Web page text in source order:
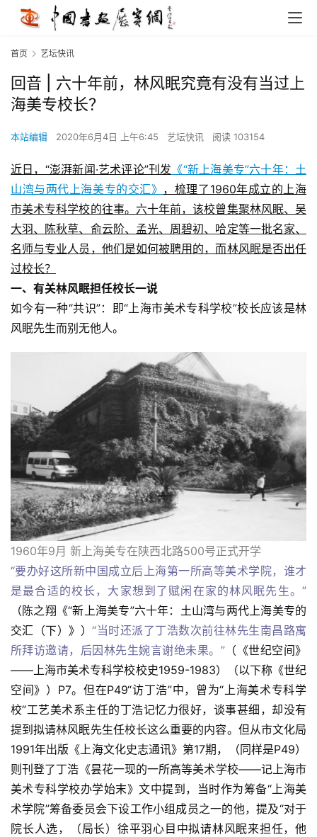
首页 艺坛快讯
回音 | 六十年前，林风眠究竟有没有当过上
海美专校长？
本站编辑 2020年6月4日 上午6:45 艺坛快讯 阅读 103154
近日，“澎湃新闻·艺术评论”刊发 《“新上海美专”六十年：土
山湾与两代上海美专的交汇》 ，梳理了1960年成立的上海
市美术专科学校的往事。六十年前，该校曾集聚林风眠、吴
大羽、陈秋草、俞云阶、孟光、周碧初、哈定等一批名家、
名师与专业人员，他们是如何被聘用的，而林风眠是否出任
过校长？
一、有关林风眠担任校长一说
如今有一种“共识”：即“上海市美术专科学校”校长应该是林
风眠先生而别无他人。
1960年9月 新上海美专在陕西北路500号正式开学
“要办好这所新中国成立后上海第一所高等美术学院，谁才
是最合适的校长，大家想到了赋闲在家的林风眠先生。”
（陈之翔《“新上海美专”六十年：土山湾与两代上海美专的
交汇（下）》）“当时还派了丁浩数次前往林先生南昌路寓
所拜访邀请，后因林先生婉言谢绝未果。”（《世纪空间》
——上海市美术专科学校校史1959-1983）（以下称《世纪
空间》）P7。但在P49“访丁浩”中，曾为“上海美术专科学
校”工艺美术系主任的丁浩记忆力很好，谈事甚细，却没有
提到拟请林风眠先生任校长这么重要的内容。但从市文化局
1991年出版《上海文化史志通讯》第17期，（同样是P49）
则刊登了丁浩《昙花一现的一所高等美术学校——记上海市
美术专科学校办学始末》文中提到，当时作为筹备“上海美
术学院”筹备委员会下设工作小组成员之一的他，提及“对于
院长人选，（局长）徐平羽心目中拟请林风眠来担任，他